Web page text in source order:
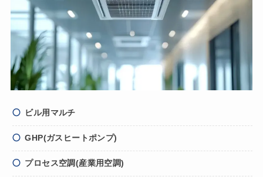
ビル用マルチ
GHP(ガスヒートポンプ)
プロセス空調(産業用空調)